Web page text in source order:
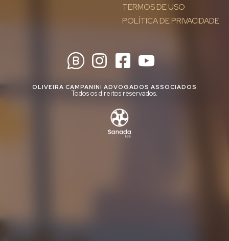
TERMOS DE USO
POLÍTICA DE PRIVACIDADE
OLIVEIRA CAMPANINI ADVOGADOS ASSOCIADOS
Todos os direitos reservados.